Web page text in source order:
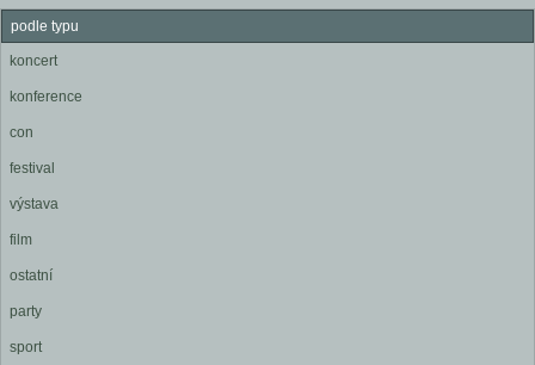
podle typu
koncert
konference
con
festival
výstava
film
ostatní
party
sport